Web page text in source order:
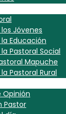
Jóvenes
Educación
Pastoral Social
Mapuche
Pastoral Rural
Opinión
Pastor